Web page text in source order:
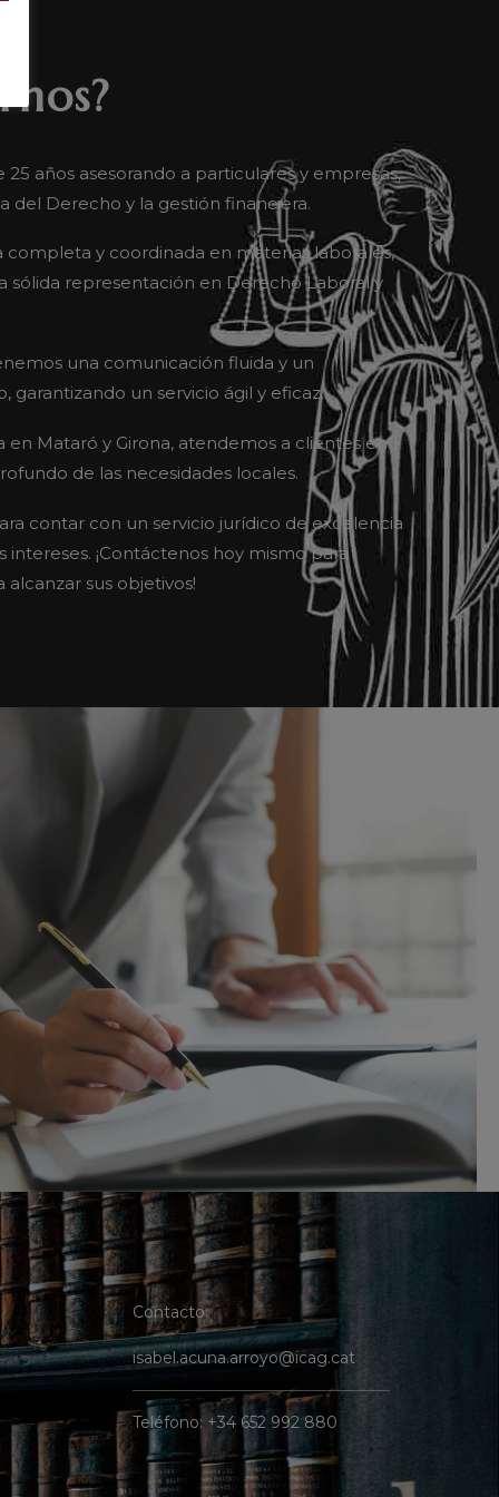
años asesorando a particulares y empresas,
del Derecho y la gestión financiera.
completa y coordinada en materias laborales,
sólida representación en Derecho Laboral y
una comunicación fluida y un
garantizando un servicio ágil y eficaz.
Mataró y Girona, atendemos a clientes en
de las necesidades locales.
contar con un servicio jurídico de excelencia
¡Contáctenos hoy mismo para
sus objetivos!
Contacto:
isabel.acuna.arroyo@icag.cat
Teléfono: +34 652 992 880